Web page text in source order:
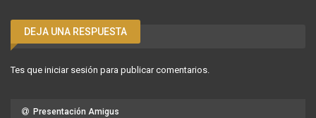
DEJA UNA RESPUESTA
Tes que iniciar sesión para publicar comentarios.
Presentación Amigus